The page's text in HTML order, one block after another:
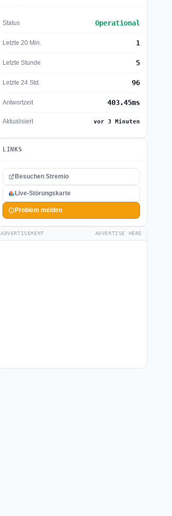
Status Operational
Letzte 20 Min. 1
Letzte Stunde 5
Letzte 24 Std. 96
Antwortzeit 403.45ms
Aktualisiert vor 3 Minuten
LINKS
Besuchen Stremio
Live-Störungskarte
Problem melden
ADVERTISEMENT ADVERTISE HERE